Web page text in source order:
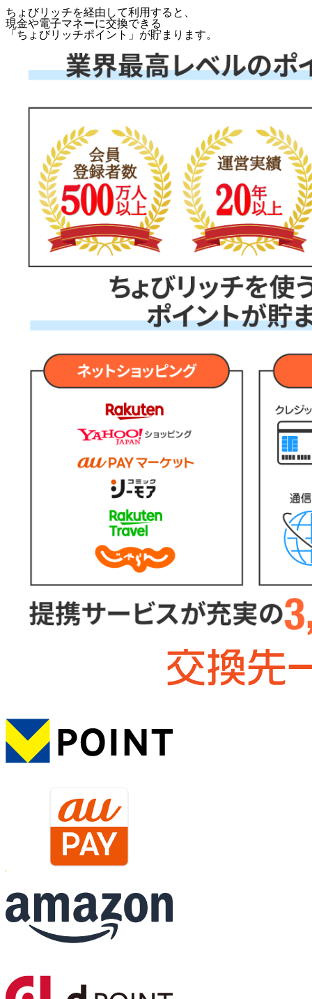
ちょびリッチを経由して利用すると、
現金や電子マネーに交換できる
「 ちょびリッチポイント 」が貯まります。